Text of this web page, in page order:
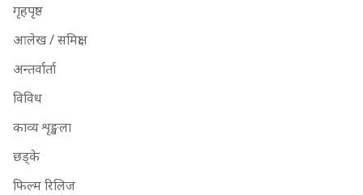
गृहपृष्ठ
आलेख / समिक्षा
अन्तर्वार्ता
विविध
काव्य शृङ्खला
छड्के
फिल्म रिलिज